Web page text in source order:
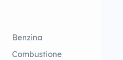
Benzina
Combustione